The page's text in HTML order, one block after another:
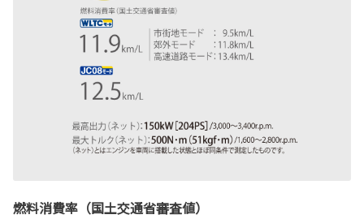
燃料消費率（国土交通省審査値）